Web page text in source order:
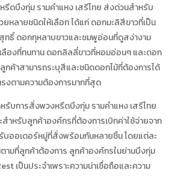
ดบึงกุ่ม รามคำแหง เสรีไทย ส่งด่วนสำหรับ
หลายชนิดให้เลือก ได้แก่ ดอกมะลิสีขาวที่เป็น
ดอกกุหลาบขาวและชมพูอ่อนที่ดูสง่างาม
ลืองที่ทนทาน ดอกลิลลี่ขาวที่หอมอ่อนๆ และดอก
ค้าสามารถระบุสีและชนิดดอกไม้ที่ต้องการได้
งตามความต้องการมากที่สุด
รับการสั่งพวงหรีดบึงกุ่ม รามคำแหง เสรีไทย
สำหรับลูกค้าองค์กรที่ต้องการเบิกค่าใช้จ่ายจาก
ออเดอร์หมู่ที่สั่งพร้อมกันหลายชิ้น โดยแต่ละ
ามที่ลูกค้าต้องการ ลูกค้าองค์กรในย่านบึงกุ่ม
เป็นประจำเพราะความน่าเชื่อถือและความ